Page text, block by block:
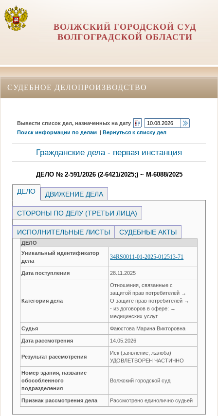
ВОЛЖСКИЙ ГОРОДСКОЙ СУД
ВОЛГОГРАДСКОЙ ОБЛАСТИ
СУДЕБНОЕ ДЕЛОПРОИЗВОДСТВО
Вывести список дел, назначенных на дату
Поиск информации по делам |Вернуться к списку дел
Гражданские дела - первая инстанция
ДЕЛО № 2-591/2026 (2-6421/2025;) ~ М-6088/2025
ДЕЛО ДВИЖЕНИЕ ДЕЛА
СТОРОНЫ ПО ДЕЛУ (ТРЕТЬИ ЛИЦА)
ИСПОЛНИТЕЛЬНЫЕ ЛИСТЫ СУДЕБНЫЕ АКТЫ
ДЕЛО
Уникальный идентификатор
дела
34RS0011-01-2025-012513-71
Дата поступления 28.11.2025
Категория дела
Отношения, связанные с
защитой прав потребителей →
О защите прав потребителей →
- из договоров в сфере: →
медицинских услуг
Судья Фаюстова Марина Викторовна
Дата рассмотрения 14.05.2026
Результат рассмотрения
Иск (заявление, жалоба)
УДОВЛЕТВОРЕН ЧАСТИЧНО
Номер здания, название
обособленного
подразделения
Волжский городской суд
Признак рассмотрения дела Рассмотрено единолично судьей